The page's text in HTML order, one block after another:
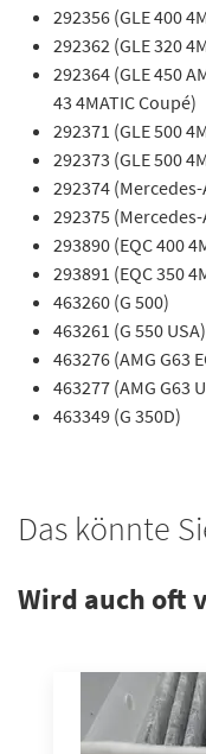
292356 (GLE 400
292362 (GLE 320
292364 (GLE 450
43 4MATIC Coupé)
292371 (GLE 500
292373 (GLE 500
292374 (Mercedes-
292375 (Mercedes-
293890 (EQC 400
293891 (EQC 350
463260 (G 500)
463261 (G 550 USA)
463276 (AMG G63
463277 (AMG G63
463349 (G 350D)
Das könnte
Wird auch oft